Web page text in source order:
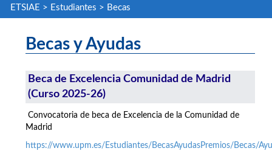
ETSIAE > Estudiantes > Becas
Becas y Ayudas
Beca de Excelencia Comunidad de Madrid
(Curso 2025-26)
Convocatoria de beca de Excelencia de la Comunidad de
Madrid
https://www.upm.es/Estudiantes/BecasAyudasPremios/Becas/